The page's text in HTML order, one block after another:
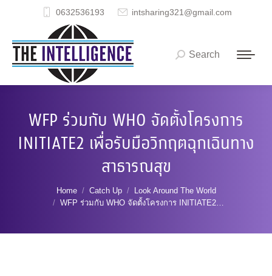
0632536193 intsharing321@gmail.com
Search:
Search
WFP ร่วมกับ WHO จัดตั้งโครงการ
INITIATE2 เพื่อรับมือวิกฤตฉุกเฉินทาง
สาธารณสุข
You are here:
Home Catch Up
Look Around The World
WFP ร่วมกับ WHO จัดตั้งโครงการ INITIATE2…